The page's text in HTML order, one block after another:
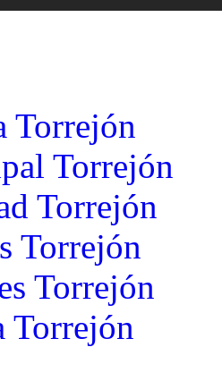
Torrejón
Torrejón
Torrejón
Torrejón
Torrejón
Torrejón